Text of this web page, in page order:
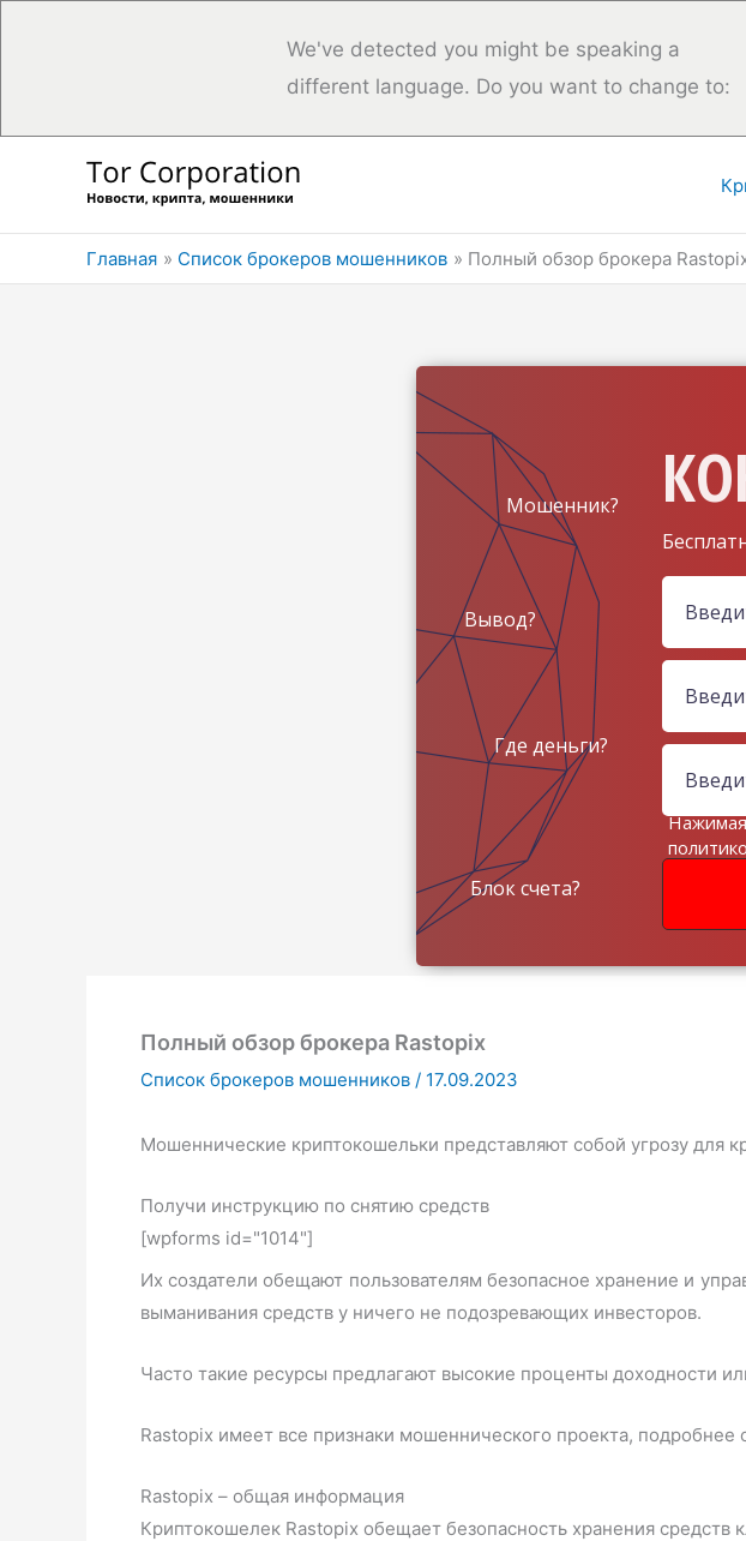
We've detected you might be speaking a
different language. Do you want to change to:
Главная Список брокеров мошенников Полный обзор брокера
Мошенник?
Вывод?
Где деньги?
Блок счета?
Нажимая
Полный обзор брокера Rastopix
Список брокеров мошенников / 17.09.2023
Мошеннические криптокошельки представляют собой угрозу для
Получи инструкцию по снятию средств
[wpforms id="1014"]
Их создатели обещают пользователям безопасное хранение и
выманивания средств у ничего не подозревающих инвесторов.
Часто такие ресурсы предлагают высокие проценты доходности
Rastopix имеет все признаки мошеннического проекта, подробнее
Rastopix – общая информация
Криптокошелек Rastopix обещает безопасность хранения средств